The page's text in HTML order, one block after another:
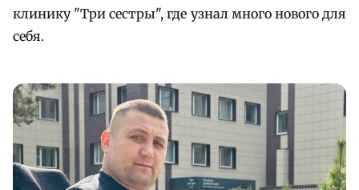
клинику "Три сестры", где узнал много нового для
себя.